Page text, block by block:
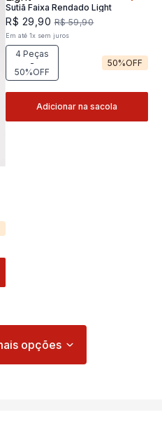
Sutiã Faixa Rendado Light
R$ 29 ,90 R$ 59,90
Em até 1x sem juros
4 Peças
-
50%OFF
50%OFF
Adicionar na sacola